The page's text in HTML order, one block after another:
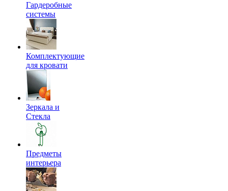
Гардеробные
системы
Комплектующие
для кровати
Зеркала и
Стекла
Предметы
интерьера